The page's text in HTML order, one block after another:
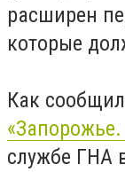
расширен
которые
Как
службе ГНА